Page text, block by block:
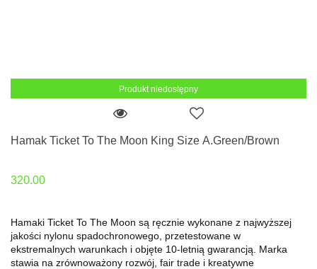
Produkt niedostępny
Hamak Ticket To The Moon King Size A.Green/Brown
320.00
Hamaki Ticket To The Moon są ręcznie wykonane z najwyższej
jakości nylonu spadochronowego, przetestowane w
ekstremalnych warunkach i objęte 10-letnią gwarancją. Marka
stawia na zrównoważony rozwój, fair trade i kreatywne